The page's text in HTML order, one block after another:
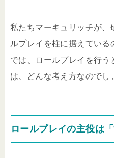
私たちマーキュリッチが、
ルプレイを柱に据えている
では、ロールプレイを行う
は、どんな考え方なのでし
ロールプレイの主役は